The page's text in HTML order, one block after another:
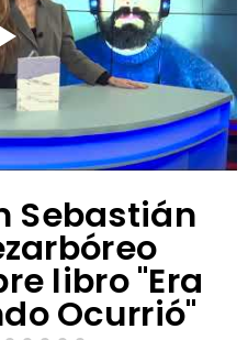
Sebastián
libro "Era
Ocurrió"